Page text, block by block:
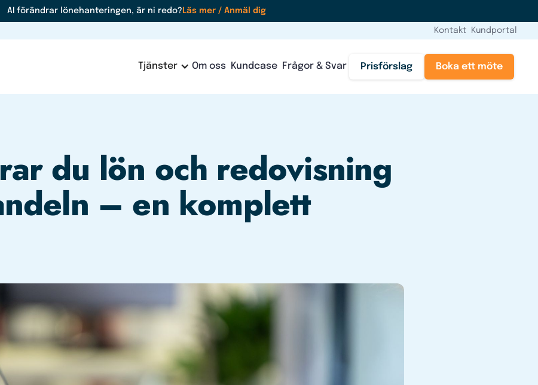
AI förändrar lönehanteringen, är ni redo? Läs mer / Anmäl dig
Kontakt Kundportal
Tjänster Om oss Kundcase Frågor & Svar Prisförslag Boka ett möte
du lön och redovisning
– en komplett